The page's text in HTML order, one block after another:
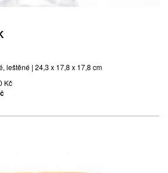
leštěné | 24,3 x 17,8 x 17,8 cm
Kč